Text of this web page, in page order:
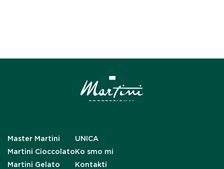
Master Martini
Martini Cioccolato
Martini Gelato
UNICA
Ko smo mi
Kontakti